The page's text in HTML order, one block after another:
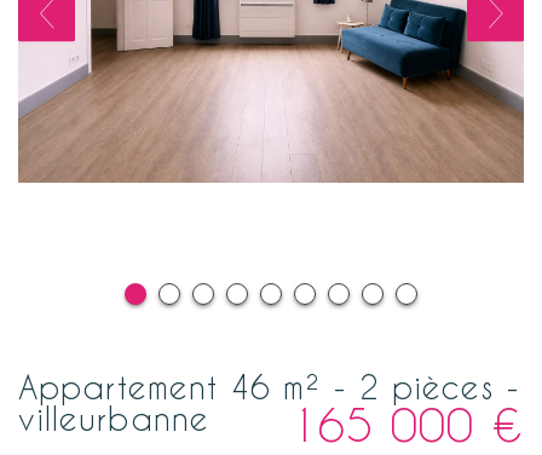
appartement 46 m² - 2 pièces -
villeurbanne
165 000 €